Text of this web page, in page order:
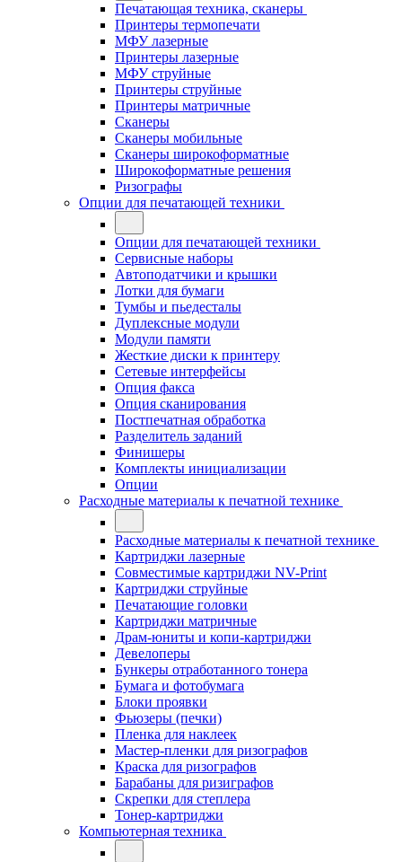
Печатающая техника, сканеры
Принтеры термопечати
МФУ лазерные
Принтеры лазерные
МФУ струйные
Принтеры струйные
Принтеры матричные
Сканеры
Сканеры мобильные
Сканеры широкоформатные
Широкоформатные решения
Ризографы
Опции для печатающей техники
Опции для печатающей техники
Сервисные наборы
Автоподатчики и крышки
Лотки для бумаги
Тумбы и пьедесталы
Дуплексные модули
Модули памяти
Жесткие диски к принтеру
Сетевые интерфейсы
Опция факса
Опция сканирования
Постпечатная обработка
Разделитель заданий
Финишеры
Комплекты инициализации
Опции
Расходные материалы к печатной технике
Расходные материалы к печатной технике
Картриджи лазерные
Совместимые картриджи NV-Print
Картриджи струйные
Печатающие головки
Картриджи матричные
Драм-юниты и копи-картриджи
Девелоперы
Бункеры отработанного тонера
Бумага и фотобумага
Блоки проявки
Фьюзеры (печки)
Пленка для наклеек
Мастер-пленки для ризографов
Краска для ризографов
Барабаны для ризиграфов
Скрепки для степлера
Тонер-картриджи
Компьютерная техника